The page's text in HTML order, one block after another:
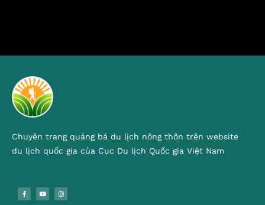
Chuyên trang quảng bá du lịch nông thôn trên website
du lịch quốc gia của Cục Du lịch Quốc gia Việt Nam